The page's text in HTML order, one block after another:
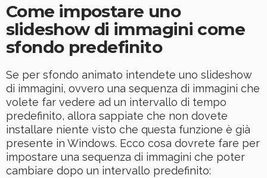
Come impostare uno
slideshow di immagini come
sfondo predefinito
Se per sfondo animato intendete uno slideshow
di immagini, ovvero una sequenza di immagini che
volete far vedere ad un intervallo di tempo
predefinito, allora sappiate che non dovete
installare niente visto che questa funzione è già
presente in Windows. Ecco cosa dovrete fare per
impostare una sequenza di immagini che poter
cambiare dopo un intervallo predefinito: